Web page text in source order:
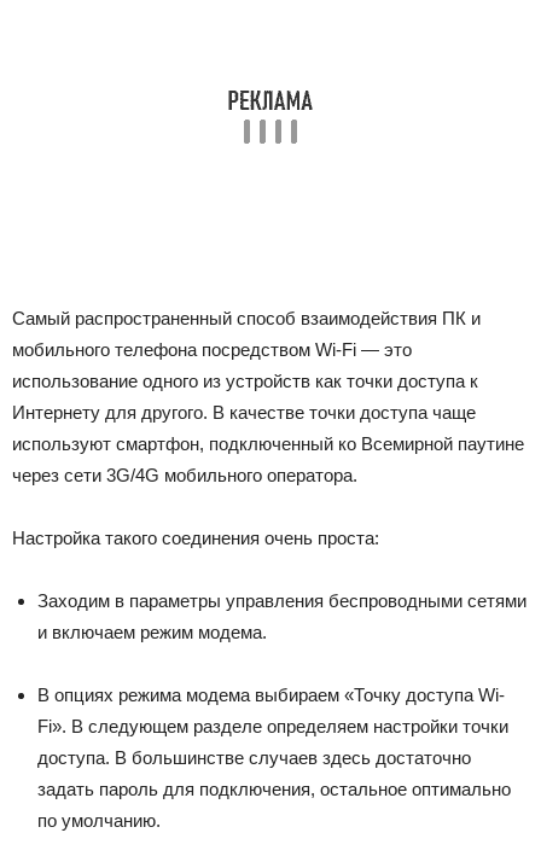
Самый распространенный способ взаимодействия ПК и
мобильного телефона посредством Wi-Fi — это
использование одного из устройств как точки доступа к
Интернету для другого. В качестве точки доступа чаще
используют смартфон, подключенный ко Всемирной паутине
через сети 3G/4G мобильного оператора.
Настройка такого соединения очень проста:
Заходим в параметры управления беспроводными сетями
и включаем режим модема.
В опциях режима модема выбираем «Точку доступа Wi-
Fi». В следующем разделе определяем настройки точки
доступа. В большинстве случаев здесь достаточно
задать пароль для подключения, остальное оптимально
по умолчанию.